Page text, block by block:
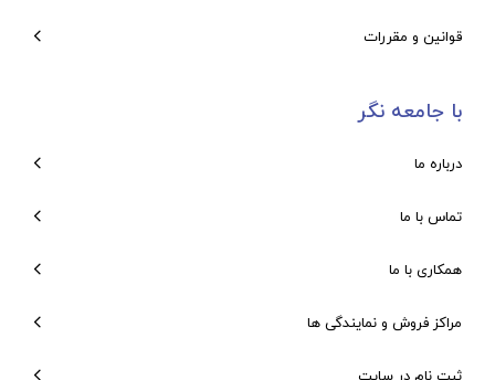
قوانین و مقررات
با جامعه نگر
درباره ما
تماس با ما
همکاری با ما
مراکز فروش و نمایندگی ها
ثبت نام در سایت